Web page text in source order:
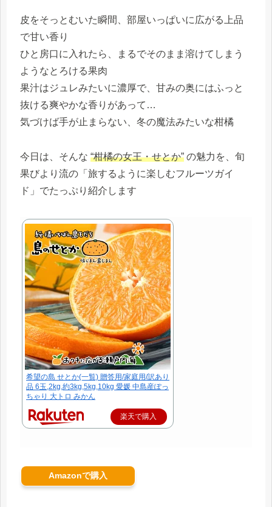
皮をそっとむいた瞬間、部屋いっぱいに広がる上品
で甘い香り
ひと房口に入れたら、まるでそのまま溶けてしまう
ようなとろける果肉
果汁はジュレみたいに濃厚で、甘みの奥にはふっと
抜ける爽やかな香りがあって…
気づけば手が止まらない、冬の魔法みたいな柑橘
今日は、そんな “柑橘の女王・せとか” の魅力を、旬
果びより流の「旅するように楽しむフルーツガイ
ド」でたっぷり紹介します
希望の島 せとか(一覧) 贈答用/家庭用/訳あり
品 6玉,2kg,約3kg,5kg,10kg 愛媛 中島産ぽっ
ちゃり 大トロ みかん
楽天で購入
Amazonで購入